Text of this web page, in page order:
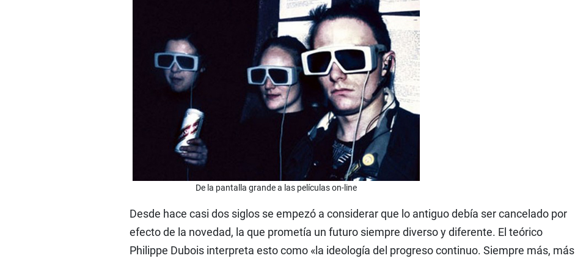
De la pantalla grande a las películas on-line
Desde hace casi dos siglos se empezó a considerar que lo antiguo debía ser cancelado por
efecto de la novedad, la que prometía un futuro siempre diverso y diferente. El teórico
Philippe Dubois interpreta esto como «la ideología del progreso continuo. Siempre más, más